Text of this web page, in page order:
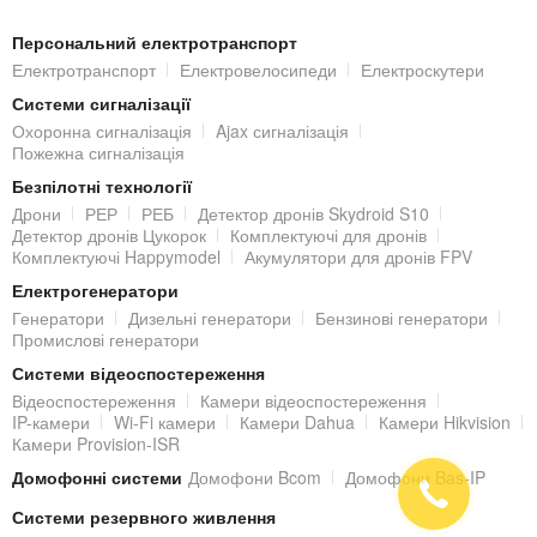
MicroSD карту до 256 Гб (купується окремо) для локального
зберігання записів.
Підключення IP-відеокамери
Підключення IP-камери до локальної мережі та/або Інтернет
виконується за допомогою стандартного роз'єму RJ45
(10M/100M).
Живлення здійснюється від блоку живлення DC 12 В (не входить
в комплект) / PoE (802.3af).
Віддалений доступ до IP-камери
Переглядати відеозображення з встановленої IP-камери можна
з локальної мережі, але також з будь-якої точки світу, де є
Інтернет. Завдяки вбудованому web-серверу, IP-камера отримує
Персональний електротранспорт
Електротранспорт
Електровелосипеди
Електроскутери
Системи сигналізації
Охоронна сигналізація
Ajax сигналізація
Пожежна сигналізація
Безпілотні технології
Дрони
РЕР РЕБ
Детектор дронів Skydroid S10
Детектор дронів Цукорок
Комплектуючі для дронів
Комплектуючі Happymodel
Акумулятори для дронів FPV
Електрогенератори
Генератори
Дизельні генератори
Бензинові генератори
Промислові генератори
Системи відеоспостереження
Відеоспостереження
Камери відеоспостереження
IP-камери
Wi-Fi камери Камери Dahua
Камери Hikvision
Камери Provision-ISR
Домофонні системи Домофони Bcom
Домофони Bas-IP
Системи резервного живлення